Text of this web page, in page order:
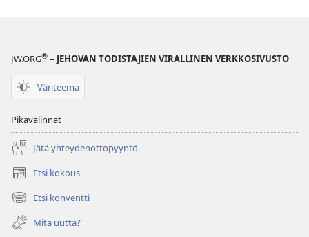
JW.ORG® – JEHOVAN TODISTAJIEN VIRALLINEN VERKKOSIVUSTO
Väriteema
Pikavalinnat
Jätä yhteydenottopyyntö
Etsi kokous
(avaa
uuden
ikkunan)
Etsi konventti
(avaa
uuden
ikkunan)
Mitä uutta?